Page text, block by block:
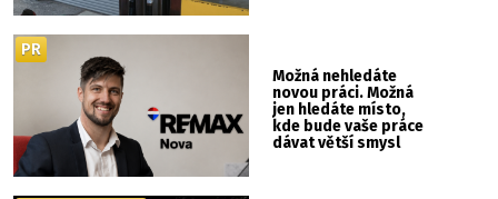
Možná nehledáte
novou práci. Možná
jen hledáte místo,
kde bude vaše práce
dávat větší smysl
PR